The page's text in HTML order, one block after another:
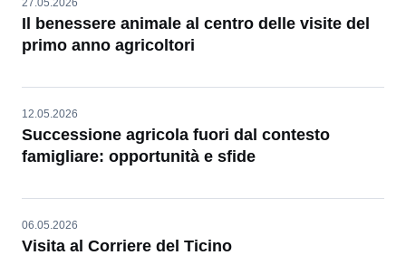
27.05.2026
Il benessere animale al centro delle visite del
primo anno agricoltori
12.05.2026
Successione agricola fuori dal contesto
famigliare: opportunità e sfide
06.05.2026
Visita al Corriere del Ticino